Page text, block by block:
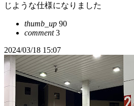
じような仕様になりました
thumb_up 90
comment3
2024/03/18 15:07